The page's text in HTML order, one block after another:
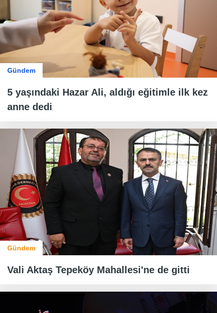
Gündem
5 yaşındaki Hazar Ali, aldığı eğitimle ilk kez
anne dedi
Gündem
Vali Aktaş Tepeköy Mahallesi'ne de gitti